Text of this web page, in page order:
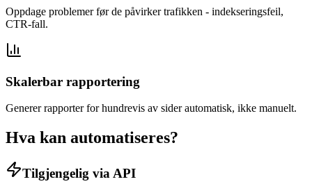
Oppdage problemer før de påvirker trafikken - indekseringsfeil,
CTR-fall.
Skalerbar rapportering
Generer rapporter for hundrevis av sider automatisk, ikke manuelt.
Hva kan automatiseres?
Tilgjengelig via API